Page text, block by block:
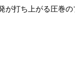
が打ち上がる圧巻